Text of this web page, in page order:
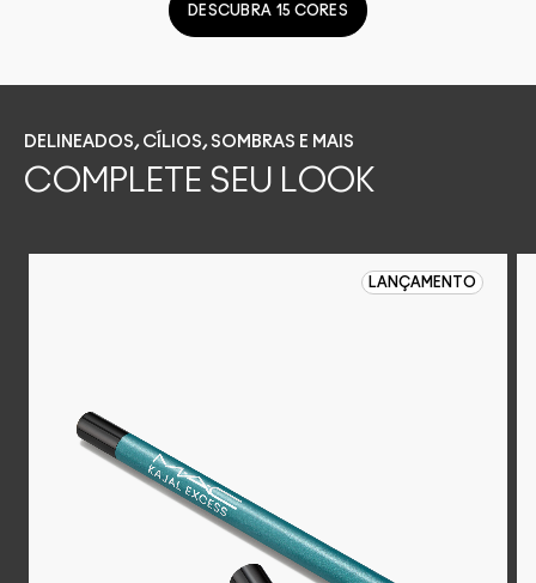
DESCUBRA 15 CORES
DELINEADOS, CÍLIOS, SOMBRAS E MAIS
COMPLETE SEU LOOK
LANÇAMENTO